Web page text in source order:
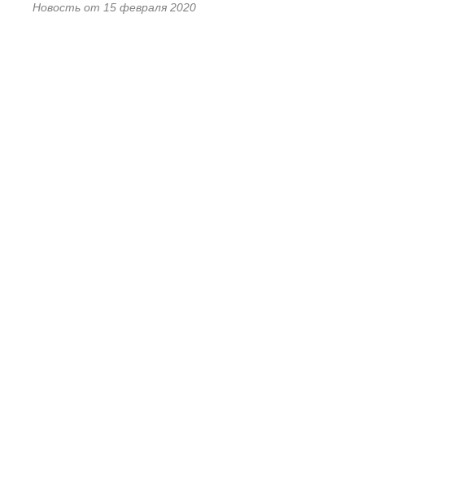
Новость от 15 февраля 2020